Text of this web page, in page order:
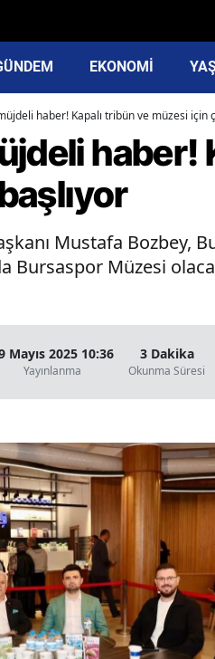
EKONOMİ
haber! Kapalı tribün ve müzesi için
haber!
Mustafa Bozbey,
Bursaspor Müzesi
Mayıs 2025 10:36
Yayınlanma
3 Dakika
Okunma Süresi